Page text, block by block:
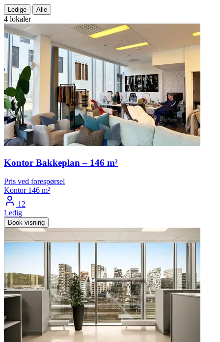
Ledige Alle
4 lokaler
Kontor Bakkeplan – 146 m²
Pris ved forespørsel
Kontor 146 m²
12
Ledig
Book visning